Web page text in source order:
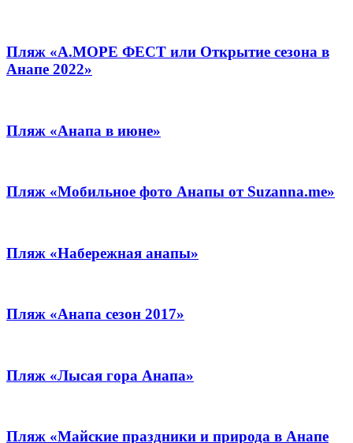
Пляж «А.МОРЕ ФЕСТ или Открытие сезона в
Анапе 2022»
Пляж «Анапа в июне»
Пляж «Мобильное фото Анапы от Suzanna.me»
Пляж «Набережная анапы»
Пляж «Анапа сезон 2017»
Пляж «Лысая гора Анапа»
Пляж «Майские праздники и природа в Анапе